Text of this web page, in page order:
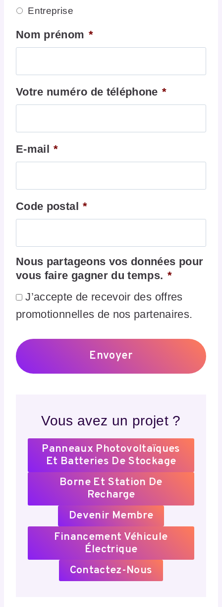
Entreprise
Nom prénom *
Votre numéro de téléphone *
E-mail *
Code postal *
Nous partageons vos données pour
vous faire gagner du temps. *
J’accepte de recevoir des offres
promotionnelles de nos partenaires.
Vous avez un projet ?
Panneaux Photovoltaïques
Et Batteries De Stockage
Borne Et Station De
Recharge
Devenir Membre
Financement Véhicule
Électrique
Contactez-Nous